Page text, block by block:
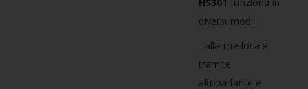
diversi modi:
- allarme locale
tramite
altoparlante e